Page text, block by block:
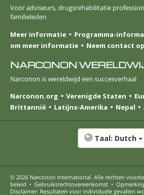
Voor adviseurs, drugsrehabilitatie
familieleden
Meer informatie
Programma-
om meer informatie
Neem contact
NARCONON
Narconon is wereldwijd een succesverhaal
Narconon.org
Verenigde Staten
Brittannië
Latijns-Amerika Nepal
Taal: Dutch
© 2026 Narconon International. Alle rechten
beleid • Gebruiksrechtovereenkomst •
Disclaimer: Resultaten voor individuele gevallen